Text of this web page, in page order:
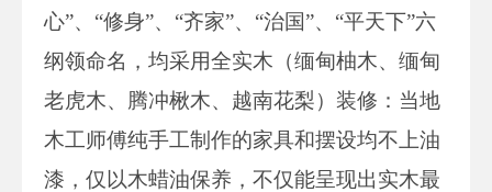
心”、“修身”、“齐家”、“治国”、“平天下”六
纲领命名，均采用全实木（缅甸柚木、缅甸
老虎木、腾冲楸木、越南花梨）装修：当地
木工师傅纯手工制作的家具和摆设均不上油
漆，仅以木蜡油保养，不仅能呈现出实木最